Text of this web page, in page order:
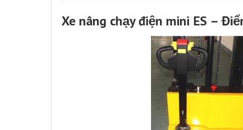
Xe nâng chạy điện mini ES –